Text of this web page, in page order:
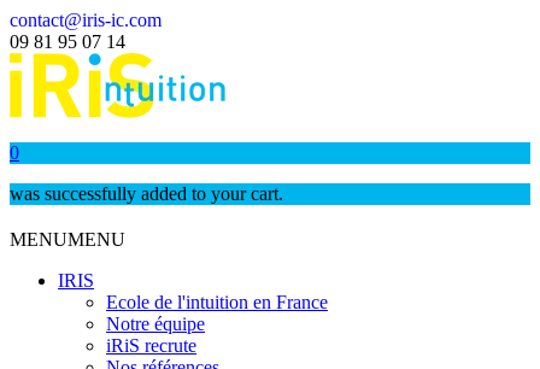
contact@iris-ic.com
09 81 95 07 14
0
was successfully added to your cart.
MENUMENU
IRIS
Ecole de l'intuition en France
Notre équipe
iRiS recrute